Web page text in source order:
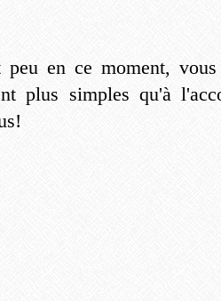
en ce moment,
plus simples qu'à